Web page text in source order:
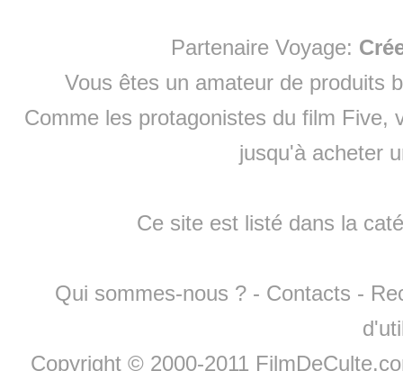
Partenaire Voyage:
Vous êtes un amateur de produits
Comme les protagonistes du film Five,
jusqu'à acheter
Ce site est listé dans la
Qui sommes-nous ? - Contacts -
Copyright © 2000-2011